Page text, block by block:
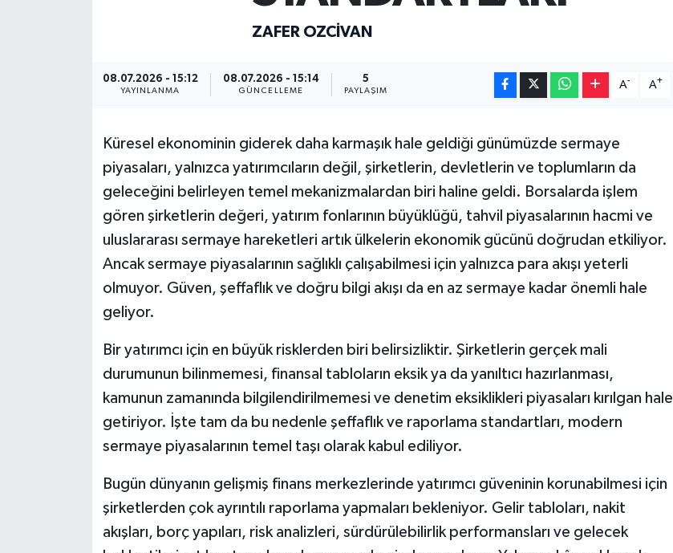
ZAFER OZCIVAN
08.07.2026 - 15:12
YAYINLANMA
08.07.2026 - 15:14
GÜNCELLEME
5
PAYLAŞIM
A- A+
Küresel ekonominin giderek daha karmaşık hale geldiği günümüzde sermaye
piyasaları, yalnızca yatırımcıların değil, şirketlerin, devletlerin ve toplumların da
geleceğini belirleyen temel mekanizmalardan biri haline geldi. Borsalarda işlem
gören şirketlerin değeri, yatırım fonlarının büyüklüğü, tahvil piyasalarının hacmi ve
uluslararası sermaye hareketleri artık ülkelerin ekonomik gücünü doğrudan etkiliyor.
Ancak sermaye piyasalarının sağlıklı çalışabilmesi için yalnızca para akışı yeterli
olmuyor. Güven, şeffaflık ve doğru bilgi akışı da en az sermaye kadar önemli hale
geliyor.
Bir yatırımcı için en büyük risklerden biri belirsizliktir. Şirketlerin gerçek mali
durumunun bilinmemesi, finansal tabloların eksik ya da yanıltıcı hazırlanması,
kamunun zamanında bilgilendirilmemesi ve denetim eksiklikleri piyasaları kırılgan hale
getiriyor. İşte tam da bu nedenle şeffaflık ve raporlama standartları, modern
sermaye piyasalarının temel taşı olarak kabul ediliyor.
Bugün dünyanın gelişmiş finans merkezlerinde yatırımcı güveninin korunabilmesi için
şirketlerden çok ayrıntılı raporlama yapmaları bekleniyor. Gelir tabloları, nakit
akışları, borç yapıları, risk analizleri, sürdürülebilirlik performansları ve gelecek
Sinemalar
Teknoloji
Video Haber
Yeme-İçme